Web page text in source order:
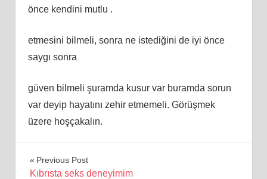
önce kendini mutlu .
etmesini bilmeli, sonra ne istediğini de iyi önce
saygı sonra
güven bilmeli şuramda kusur var buramda sorun
var deyip hayatını zehir etmemeli. Görüşmek
üzere hoşçakalın.
Yazı
Previous Post
Kıbrısta seks deneyimim